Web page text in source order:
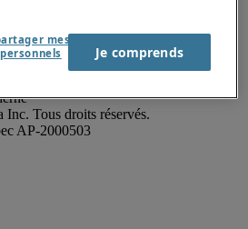
Tous droits réservés.
mes
Je comprends